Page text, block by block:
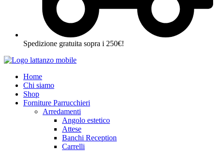
Spedizione gratuita sopra i 250€!
Home
Chi siamo
Shop
Forniture Parrucchieri
Arredamenti
Angolo estetico
Attese
Banchi Reception
Carrelli